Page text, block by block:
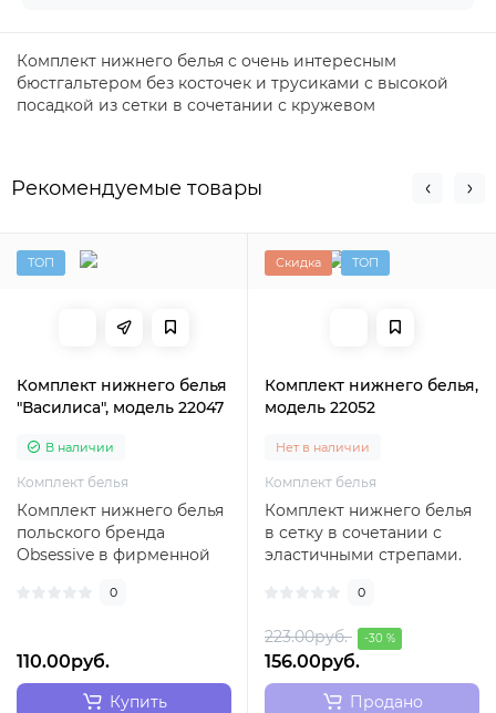
Комплект нижнего белья с очень интересным
бюстгальтером без косточек и трусиками с высокой
посадкой из сетки в сочетании с кружевом
Рекомендуемые товары
ТОП
Комплект нижнего белья
"Василиса", модель 22047
В наличии
Комплект белья
Комплект нижнего белья
польского бренда
Obsessive в фирменной
стринги, а бюстг..
0
110.00руб.
Купить
Скидка ТОП
Комплект нижнего белья,
модель 22052
Нет в наличии
Комплект белья
Комплект нижнего белья
в сетку в сочетании с
эластичными стрепами.
бренда Passion..
0
223.00руб. -30 %
156.00руб.
Продано